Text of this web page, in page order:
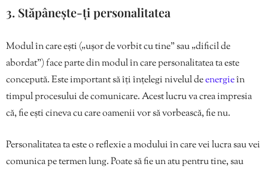
3. Stăpânește-ți personalitatea
Modul în care ești („ușor de vorbit cu tine” sau „dificil de
abordat”) face parte din modul în care personalitatea ta este
concepută. Este important să îți înțelegi nivelul deenergieîn
timpul procesului de comunicare. Acest lucru va crea impresia
că, fie ești cineva cu care oamenii vor să vorbească, fie nu.
Personalitatea ta este o reflexie a modului în care vei lucra sau vei
comunica pe termen lung. Poate să fie un atu pentru tine, sau